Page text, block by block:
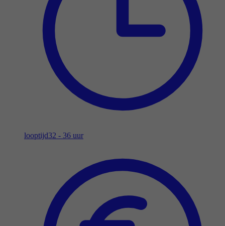
looptijd32 - 36 uur